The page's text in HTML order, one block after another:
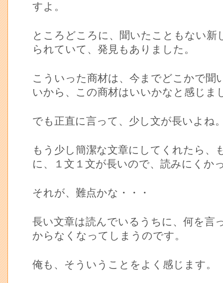
すよ。
ところどころに、聞いたこともない新
られていて、発見もありました。
こういった商材は、今までどこかで聞
いから、この商材はいいかなと感じま
でも正直に言って、少し文が長いよね
もう少し簡潔な文章にしてくれたら、
に、１文１文が長いので、読みにくか
それが、難点かな・・・
長い文章は読んでいるうちに、何を言
からなくなってしまうのです。
俺も、そういうことをよく感じます。